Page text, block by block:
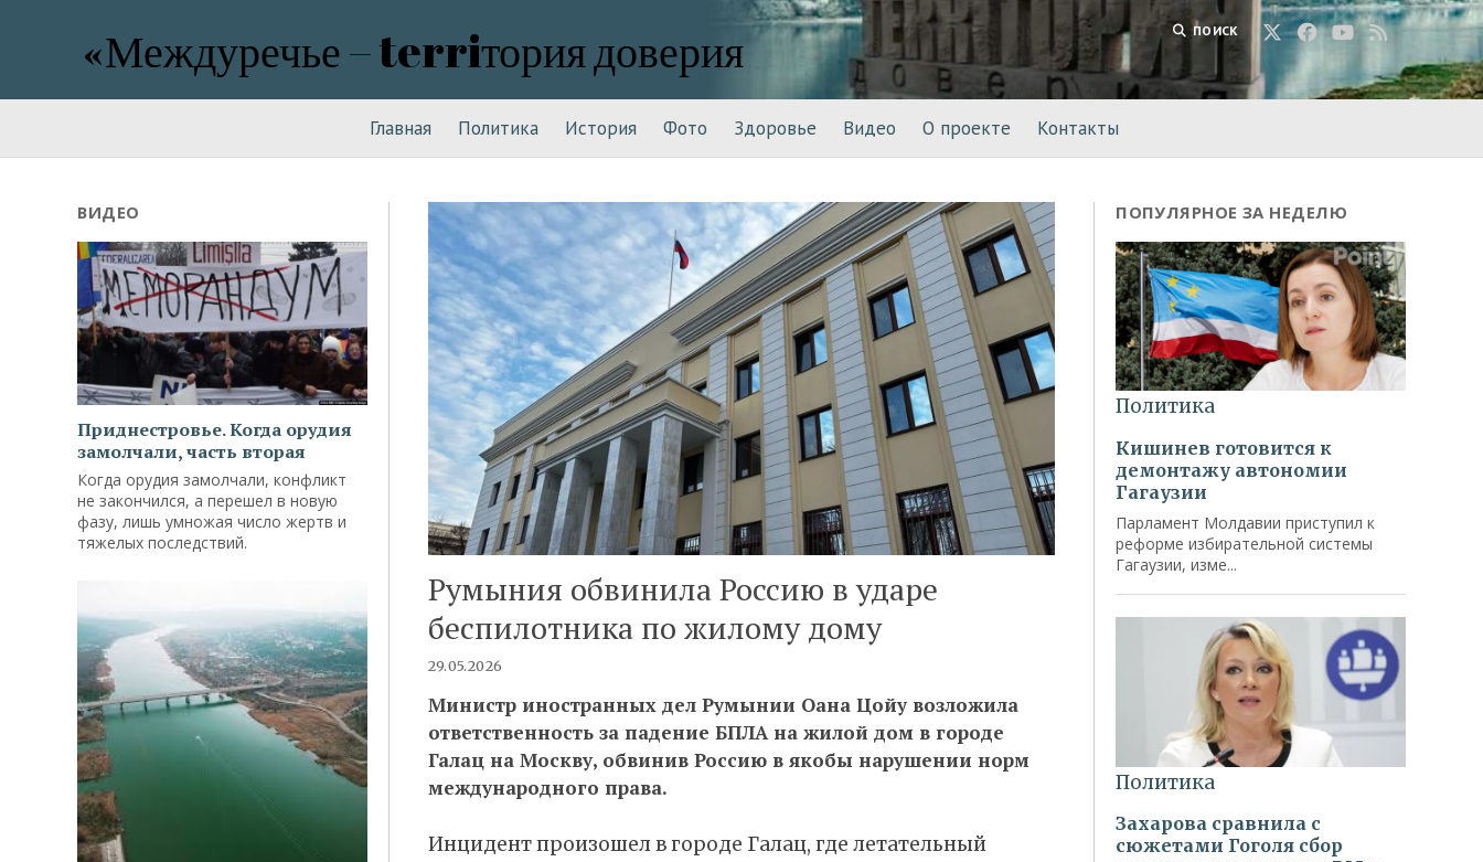
«Междуречье – terriтория доверия ПОИСК
Главная Политика История Фото Здоровье Видео О проекте Контакты
ВИДЕО
Приднестровье. Когда орудия
замолчали, часть вторая
Когда орудия замолчали, конфликт
не закончился, а перешел в новую
фазу, лишь умножая число жертв и
тяжелых последствий.
Румыния обвинила Россию в ударе
беспилотника по жилому дому
29.05.2026
Министр иностранных дел Румынии Оана Цойу возложила
ответственность за падение БПЛА на жилой дом в городе
Галац на Москву, обвинив Россию в якобы нарушении норм
международного права.
Инцидент произошел в городе Галац, где летательный
ПОПУЛЯРНОЕ ЗА НЕДЕЛЮ